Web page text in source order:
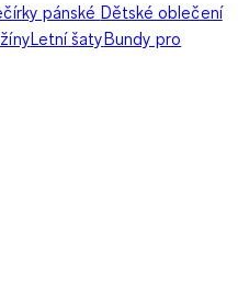
pánské Dětské oblečení
Letní šatyBundy pro